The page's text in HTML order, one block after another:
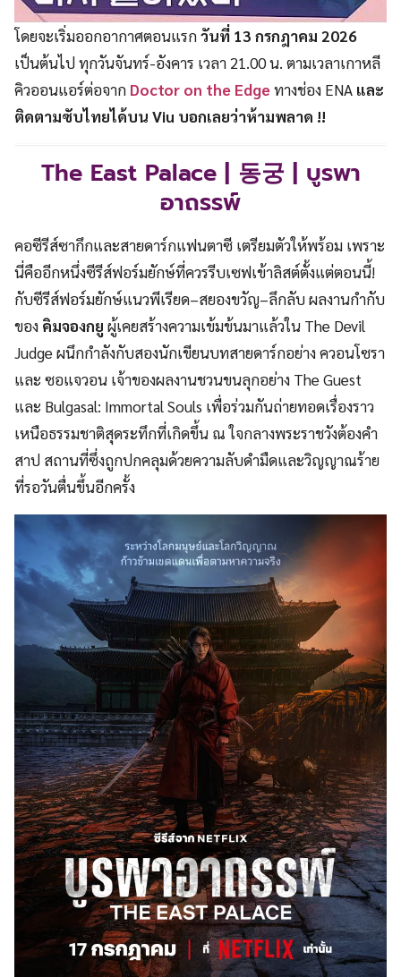
โดยจะเริ่มออกอากาศตอนแรกวันที่ 13 กรกฎาคม 2026
เป็นต้นไป ทุกวันจันทร์-อังคาร เวลา 21.00 น. ตามเวลาเกาหลี
คิวออนแอร์ต่อจาก Doctor on the Edgeทางช่อง ENA และ
ติดตามซับไทยได้บน Viu บอกเลยว่าห้ามพลาด !!
The East Palace | 동궁 | บูรพา
อาถรรพ์
คอซีรีส์ซากึกและสายดาร์กแฟนตาซี เตรียมตัวให้พร้อม เพราะ
นี่คืออีกหนึ่งซีรีส์ฟอร์มยักษ์ที่ควรรีบเซฟเข้าลิสต์ตั้งแต่ตอนนี้!
กับซีรีส์ฟอร์มยักษ์แนวพีเรียด–สยองขวัญ–ลึกลับ ผลงานกำกับ
ของ คิมจองกยู ผู้เคยสร้างความเข้มข้นมาแล้วใน The Devil
Judge ผนึกกำลังกับสองนักเขียนบทสายดาร์กอย่าง ควอนโซรา
และ ซอแจวอน เจ้าของผลงานชวนขนลุกอย่าง The Guest
และ Bulgasal: Immortal Souls เพื่อร่วมกันถ่ายทอดเรื่องราว
เหนือธรรมชาติสุดระทึกที่เกิดขึ้น ณ ใจกลางพระราชวังต้องคำ
สาป สถานที่ซึ่งถูกปกคลุมด้วยความลับดำมืดและวิญญาณร้าย
ที่รอวันตื่นขึ้นอีกครั้ง